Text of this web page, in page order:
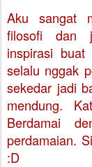
Aku sangat
filosofi dan
inspirasi buat
selalu nggak
sekedar jadi
mendung.
Berdamai
perdamaian.
:D